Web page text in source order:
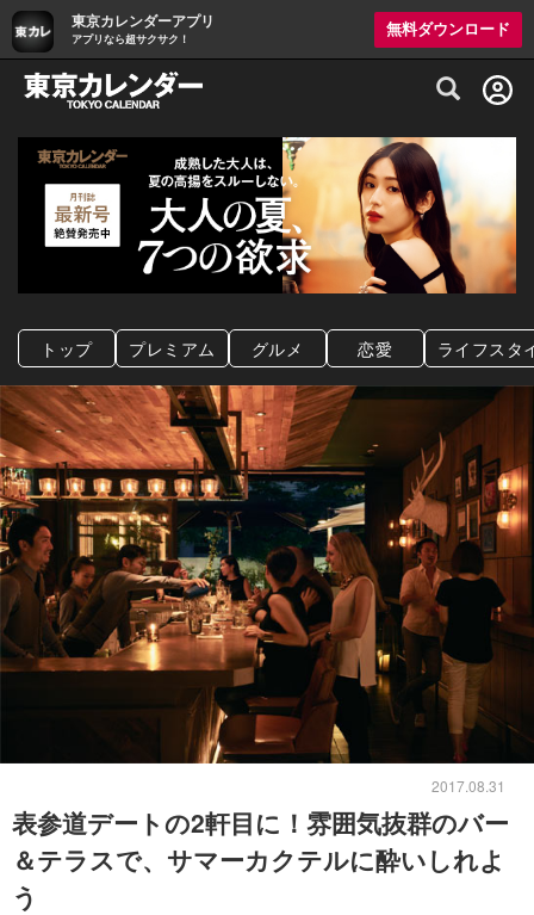
東京カレンダーアプリ
アプリなら超サクサク！
無料ダウンロード
グルメ情報・プレミアムレストラン予約
トップ プレミアム グルメ 恋愛 ライフスタ
2017.08.31
表参道デートの2軒目に！雰囲気抜群のバー
＆テラスで、サマーカクテルに酔いしれよ
う